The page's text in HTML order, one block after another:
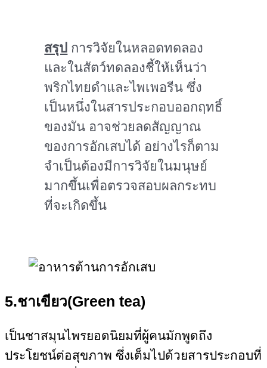
สรุป การวิจัยในหลอดทดลอง
และในสัตว์ทดลองชี้ให้เห็นว่า
พริกไทยดำและไพเพอรีน ซึ่ง
เป็นหนึ่งในสารประกอบออกฤทธิ์
ของมัน อาจช่วยลดสัญญาณ
ของการอักเสบได้ อย่างไรก็ตาม
จำเป็นต้องมีการวิจัยในมนุษย์
มากขึ้นเพื่อตรวจสอบผลกระทบ
ที่จะเกิดขึ้น
5.ชาเขียว(Green tea)
เป็นชาสมุนไพรยอดนิยมที่ผู้คนมักพูดถึง
ประโยชน์ต่อสุขภาพ ซึ่งเต็มไปด้วยสารประกอบที่